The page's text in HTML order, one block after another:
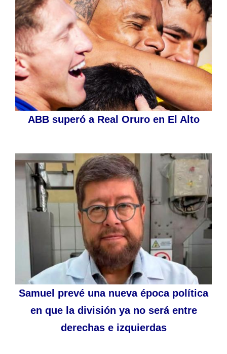
ABB superó a Real Oruro en El Alto
Samuel prevé una nueva época política
en que la división ya no será entre
derechas e izquierdas